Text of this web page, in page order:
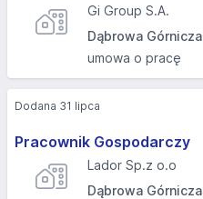
Gi Group S.A.
Dąbrowa Górnicza
umowa o pracę
Pracownik Gospodarczy
Lador Sp.z o.o
Dąbrowa Górnicza
Dodana 31 lipca